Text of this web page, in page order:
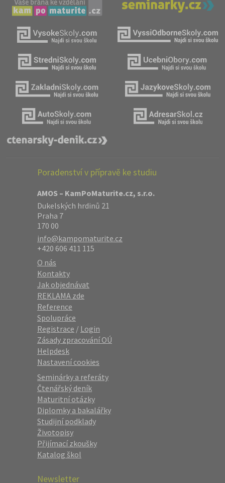
Poradenství v přípravě ke studiu
AMOS – KamPoMaturite.cz, s.r.o.
Dukelských hrdinů 21
Praha 7
170 00
info@kampomaturite.cz
+420 606 411 115
O nás
Kontakty
Jak objednávat
REKLAMA zde
Reference
Spolupráce
Registrace / Login
Zásady zpracování OÚ
Helpdesk
Nastavení cookies
Seminárky a referáty
Čtenářský deník
Maturitní otázky
Diplomky a bakalářky
Studijní podklady
Životopisy
Přijímací zkoušky
Katalog škol
Newsletter